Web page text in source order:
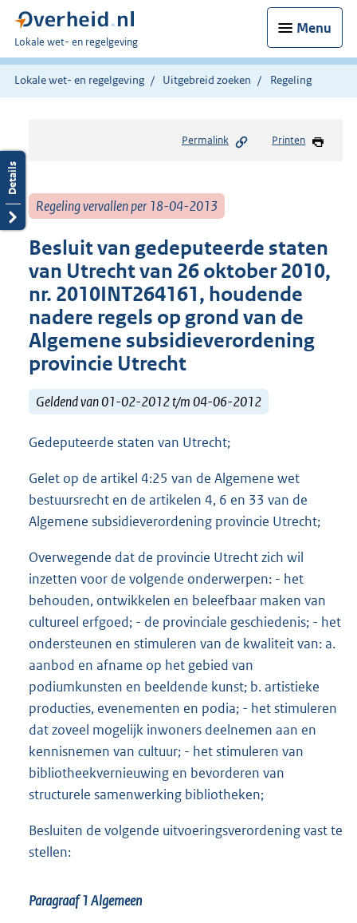
Menu
U
bent
hier:
Lokale wet- en regelgeving
Lokale wet- en regelgeving Uitgebreid zoeken Regeling
Permalink Printen
Regeling vervallen per 18-04-2013
Besluit van gedeputeerde staten
van Utrecht van 26 oktober 2010,
nr. 2010INT264161, houdende
nadere regels op grond van de
Algemene subsidieverordening
provincie Utrecht
Geldend van 01-02-2012 t/m 04-06-2012
Gedeputeerde staten van Utrecht;
Gelet op de artikel 4:25 van de Algemene wet
bestuursrecht en de artikelen 4, 6 en 33 van de
Algemene subsidieverordening provincie Utrecht;
Overwegende dat de provincie Utrecht zich wil
inzetten voor de volgende onderwerpen: - het
behouden, ontwikkelen en beleefbaar maken van
cultureel erfgoed; - de provinciale geschiedenis; - het
ondersteunen en stimuleren van de kwaliteit van: a.
aanbod en afname op het gebied van
podiumkunsten en beeldende kunst; b. artistieke
producties, evenementen en podia; - het stimuleren
dat zoveel mogelijk inwoners deelnemen aan en
kennisnemen van cultuur; - het stimuleren van
bibliotheekvernieuwing en bevorderen van
structurele samenwerking bibliotheken;
Besluiten de volgende uitvoeringsverordening vast te
stellen:
Paragraaf 1 Algemeen